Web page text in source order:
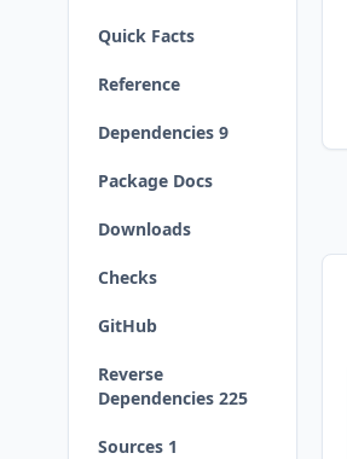
Quick Facts
Reference
Dependencies 9
Package Docs
Downloads
Checks
GitHub
Reverse
Dependencies 225
Sources 1